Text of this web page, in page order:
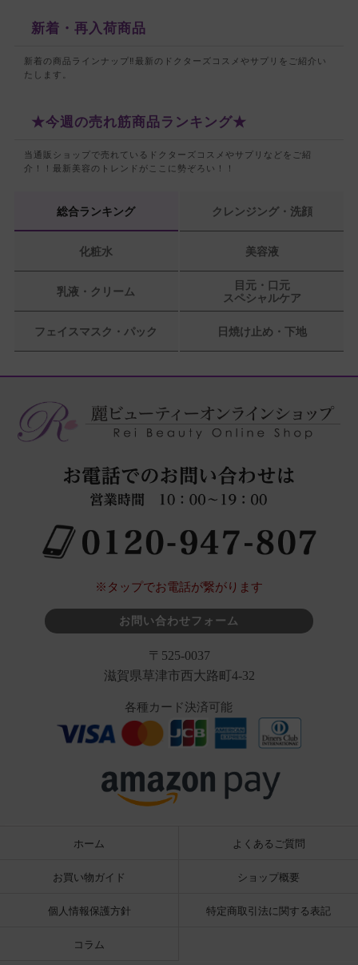
新着・再入荷商品
新着の商品ラインナップ‼最新のドクターズコスメやサプリをご紹介い
たします。
★今週の売れ筋商品ランキング★
当通販ショップで売れているドクターズコスメやサプリなどをご紹
介！！ 最新美容のトレンドがここに勢ぞろい！！
総合ランキング クレンジング・洗顔
化粧水 美容液
乳液・クリーム
目元・口元
スペシャルケア
フェイスマスク・パック 日焼け止め・下地
※タップでお電話が繋がります
お問い合わせフォーム
〒525-0037
滋賀県草津市西大路町4-32
各種カード決済可能
ホーム よくあるご質問
お買い物ガイド ショップ概要
個人情報保護方針 特定商取引法に関する表記
コラム